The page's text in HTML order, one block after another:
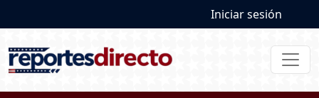
User
Iniciar sesión